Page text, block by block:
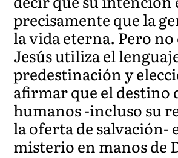
precisamente que la
la vida eterna. Pero no
Jesús utiliza el
predestinación y
afirmar que el destino
humanos -incluso su
la oferta de salvación-
misterio en manos de